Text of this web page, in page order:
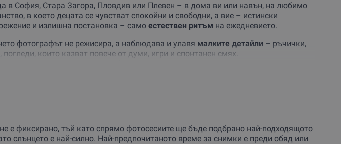
в София, Стара Загора, Пловдив или Плевен – в дома ви или навън, на любимо
в което децата се чувстват спокойни и свободни, а вие – истински
и излишна постановка – само естествен ритъм на ежедневието.
фотографът не режисира, а наблюдава и улавя малките детайли – ръчички,
които казват повече от думи, игри и спонтанен смях.
да се отпуснете и да забравите за камерата.
ви история такава, каквато е – истинска.
е фиксирано, тъй като спрямо фотосесиите ще бъде подбрано най-подходящото
слънцето е най-силно. Най-предпочитаното време за снимки е преди обяд или